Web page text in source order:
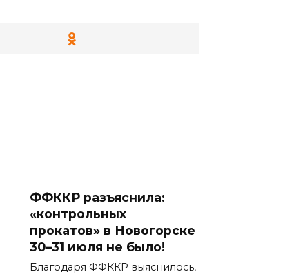
ФФККР разъяснила:
«контрольных
прокатов» в Новогорске
30–31 июля не было!
Благодаря ФФККР выяснилось,